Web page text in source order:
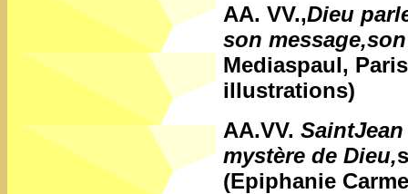
AA. VV.,Dieu
son
Mediaspaul,
illustrations)
AA.VV.
mystère de Dieu,
(Epiphanie